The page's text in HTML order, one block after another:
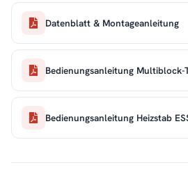
Datenblatt & Montageanleitung
Bedienungsanleitung
Bedienungsanleitung Heizstab